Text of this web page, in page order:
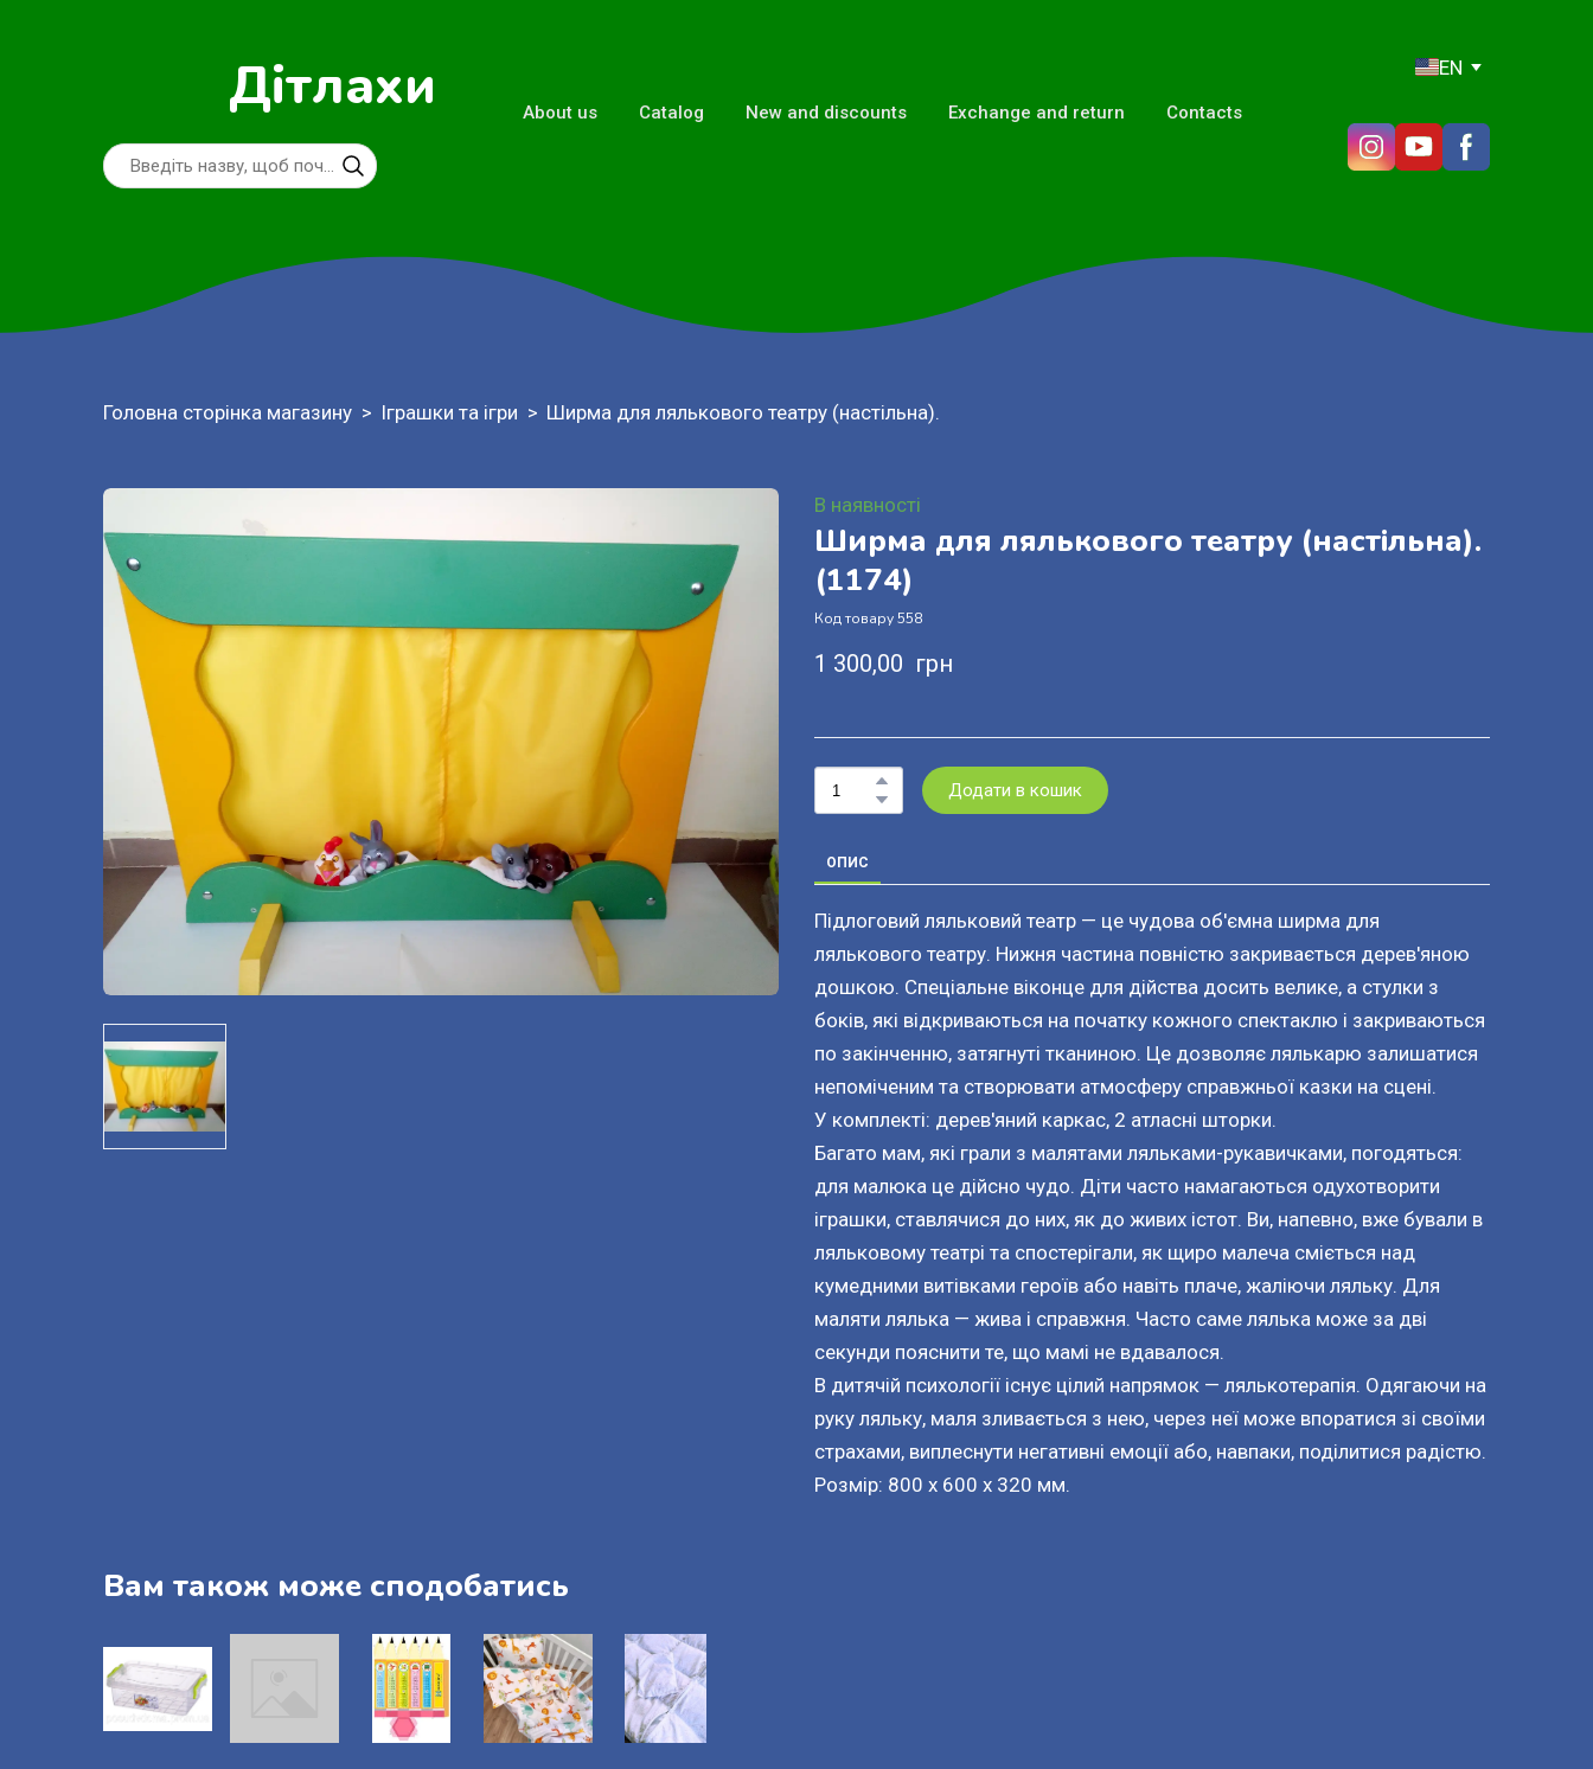
Дітлахи About us Catalog New and discounts Exchange and return Contacts
EN
Головна сторінка магазину Іграшки та ігри Ширма для лялькового театру (настільна).
В наявності
Ширма для лялькового театру (настільна).
(1174)
Код товару 558
1 300,00  грн
Додати в кошик
ОПИС
Підлоговий ляльковий театр — це чудова об'ємна ширма для
лялькового театру. Нижня частина повністю закривається дерев'яною
дошкою. Спеціальне віконце для дійства досить велике, а стулки з
боків, які відкриваються на початку кожного спектаклю і закриваються
по закінченню, затягнуті тканиною. Це дозволяє лялькарю залишатися
непоміченим та створювати атмосферу справжньої казки на сцені.
У комплекті: дерев'яний каркас, 2 атласні шторки.
Багато мам, які грали з малятами ляльками-рукавичками, погодяться:
для малюка це дійсно чудо. Діти часто намагаються одухотворити
іграшки, ставлячися до них, як до живих істот. Ви, напевно, вже бували в
ляльковому театрі та спостерігали, як щиро малеча сміється над
кумедними витівками героїв або навіть плаче, жаліючи ляльку. Для
маляти лялька — жива і справжня. Часто саме лялька може за дві
секунди пояснити те, що мамі не вдавалося.
В дитячій психології існує цілий напрямок — лялькотерапія. Одягаючи на
руку ляльку, маля зливається з нею, через неї може впоратися зі своїми
страхами, виплеснути негативні емоції або, навпаки, поділитися радістю.
Розмір: 800 x 600 x 320 мм.
Вам також може сподобатись